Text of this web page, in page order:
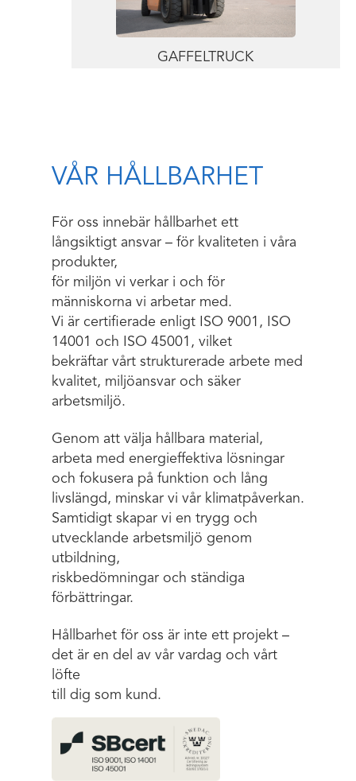
GAFFELTRUCK
VÅR HÅLLBARHET
För oss innebär hållbarhet ett
långsiktigt ansvar – för kvaliteten i våra
produkter,
för miljön vi verkar i och för
människorna vi arbetar med.
Vi är certifierade enligt ISO 9001, ISO
14001 och ISO 45001, vilket
bekräftar vårt strukturerade arbete med
kvalitet, miljöansvar och säker
arbetsmiljö.
Genom att välja hållbara material,
arbeta med energieffektiva lösningar
och fokusera på funktion och lång
livslängd, minskar vi vår klimatpåverkan.
Samtidigt skapar vi en trygg och
utvecklande arbetsmiljö genom
utbildning,
riskbedömningar och ständiga
förbättringar.
Hållbarhet för oss är inte ett projekt –
det är en del av vår vardag och vårt
löfte
till dig som kund.